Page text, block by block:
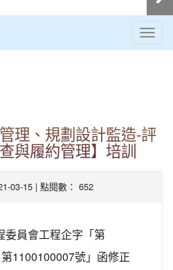
理、規劃設計監造-評
與履約管理】培訓
03-15 | 點閱數： 652
委員會工程企字「第
1100100007號」函修正